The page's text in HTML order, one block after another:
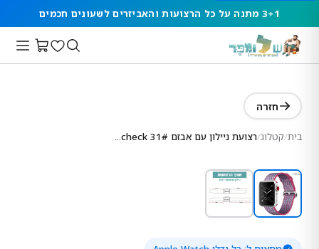
3+1 מתנה על כל הרצועות והאביזרים לשעונים חכמים
חזרה
בית/קטלוג/ רצועת ניילון עם אבזם 31# Berry check